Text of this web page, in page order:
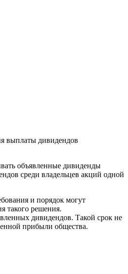
выплаты дивидендов
объявленные дивиденды
среди владельцев акций одной
и порядок могут
такого решения.
дивидендов. Такой срок не
прибыли общества.